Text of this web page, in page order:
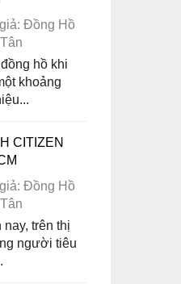
Đồng Hồ
hồ khi
khoảng
CITIZEN
Đồng Hồ
nay, trên thị
người tiêu